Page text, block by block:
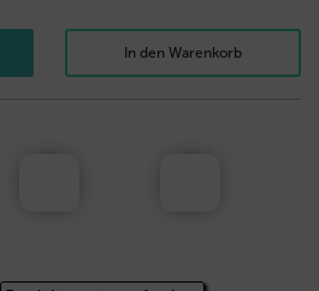
In den Warenkorb